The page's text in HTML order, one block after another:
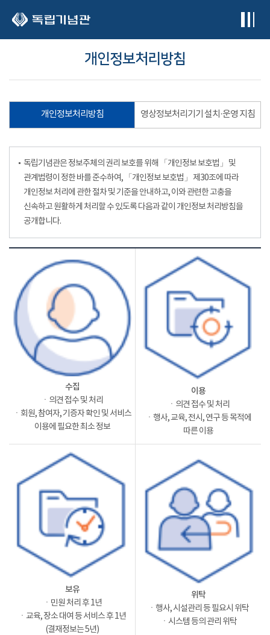
개인정보처리방침
개인정보처리방침 영상정보처리기기 설치·운영 지침
독립기념관은 정보주체의 권리 보호를 위해 「개인정보 보호법」 및
관계법령이 정한 바를 준수하여, 「개인정보 보호법」 제30조에 따라
개인정보 처리에 관한 절차 및 기준을 안내하고, 이와 관련한 고충을
신속하고 원활하게 처리할 수 있도록 다음과 같이 개인정보 처리방침을
공개합니다.
수집
ㆍ의견 접수 및 처리
ㆍ회원, 참여자, 기증자 확인 및 서비스
이용에 필요한 최소 정보
이용
ㆍ의견 접수 및 처리
ㆍ행사, 교육, 전시, 연구 등 목적에
따른 이용
보유
ㆍ민원 처리 후 1년
ㆍ교육, 장소 대여 등 서비스 후 1년
(결재정보는 5년)
위탁
ㆍ행사, 시설관리 등 필요시 위탁
ㆍ시스템 등의 관리 위탁